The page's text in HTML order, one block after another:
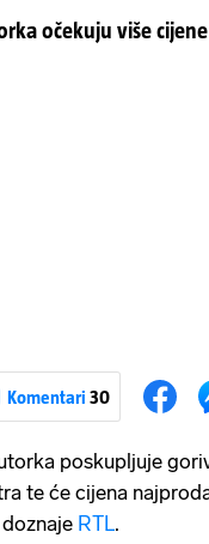
očekuju više
Komentari 30
poskupljuje
te će cijena
doznaje RTL.